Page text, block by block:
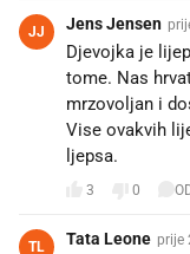
JJ Jens Jensen
Djevojka je
tome. Nas
mrzovoljan i
Vise ovakvih
ljepsa.
3 0
TL Tata Leone prije